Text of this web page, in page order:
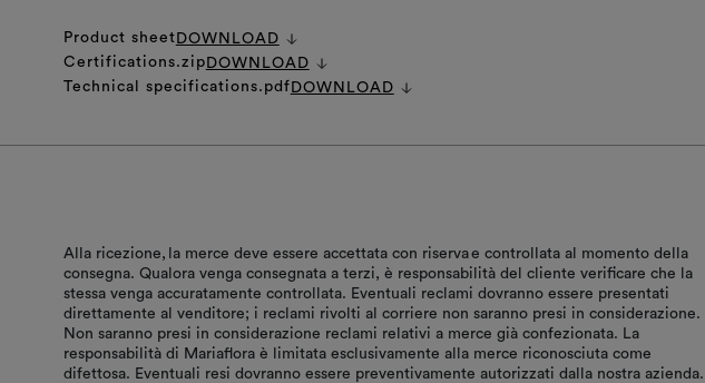
Product sheet DOWNLOAD
Certifications.zip DOWNLOAD
Technical specifications.pdf DOWNLOAD
Alla ricezione, la merce deve essere accettata con riserva e controllata al momento della
consegna. Qualora venga consegnata a terzi, è responsabilità del cliente verificare che la
stessa venga accuratamente controllata. Eventuali reclami dovranno essere presentati
direttamente al venditore; i reclami rivolti al corriere non saranno presi in considerazione.
Non saranno presi in considerazione reclami relativi a merce già confezionata. La
responsabilità di Mariaflora è limitata esclusivamente alla merce riconosciuta come
difettosa. Eventuali resi dovranno essere preventivamente autorizzati dalla nostra azienda.